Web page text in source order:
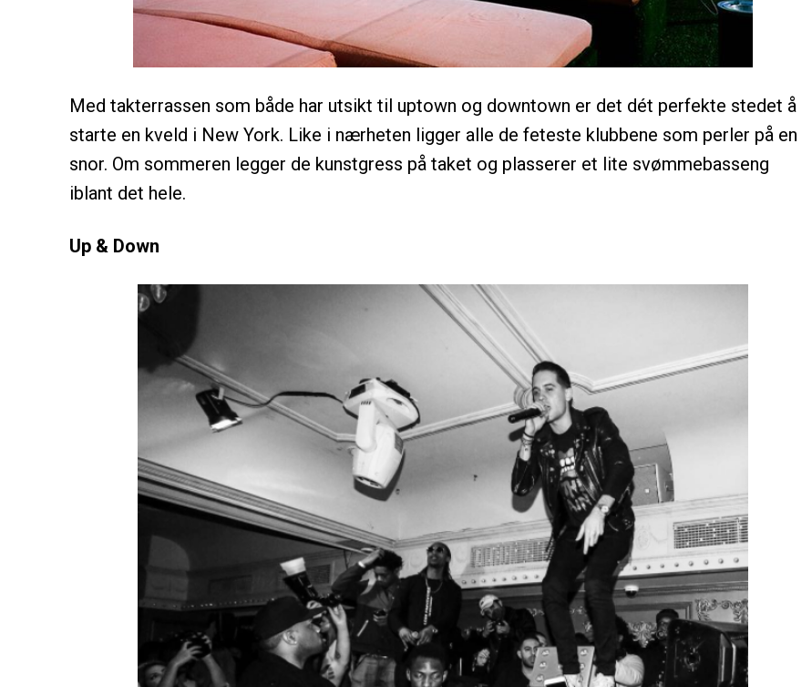
Med takterrassen som både har utsikt til uptown og downtown er det dét perfekte stedet å
starte en kveld i New York. Like i nærheten ligger alle de feteste klubbene som perler på en
snor. Om sommeren legger de kunstgress på taket og plasserer et lite svømmebasseng
iblant det hele.
Up & Down